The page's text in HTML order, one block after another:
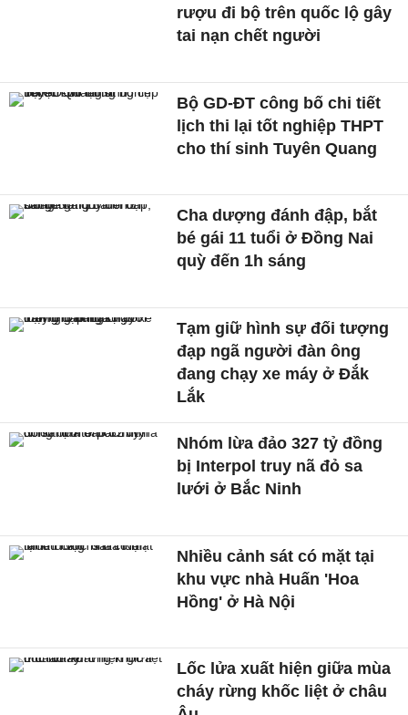
rượu đi bộ trên quốc lộ gây
tai nạn chết người
Bộ GD-ĐT công bố chi tiết
lịch thi lại tốt nghiệp THPT
cho thí sinh Tuyên Quang
Cha dượng đánh đập, bắt
bé gái 11 tuổi ở Đồng Nai
quỳ đến 1h sáng
Tạm giữ hình sự đối tượng
đạp ngã người đàn ông
đang chạy xe máy ở Đắk
Lắk
Nhóm lừa đảo 327 tỷ đồng
bị Interpol truy nã đỏ sa
lưới ở Bắc Ninh
Nhiều cảnh sát có mặt tại
khu vực nhà Huấn 'Hoa
Hồng' ở Hà Nội
Lốc lửa xuất hiện giữa mùa
cháy rừng khốc liệt ở châu